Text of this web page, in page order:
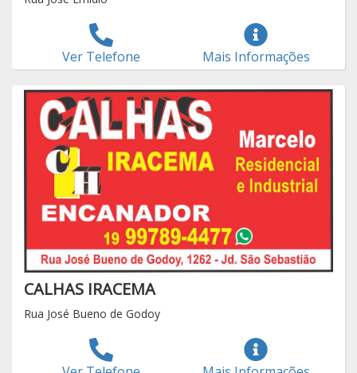
Ver Telefone Mais Informações
CALHAS IRACEMA
Rua José Bueno de Godoy